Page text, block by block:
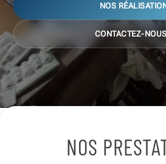
NOS
CONTACTEZ-NOUS
NOS